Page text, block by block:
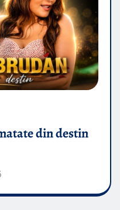
din destin